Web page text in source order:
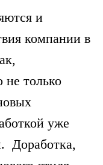
и
компании в
не только
уже
Доработка,